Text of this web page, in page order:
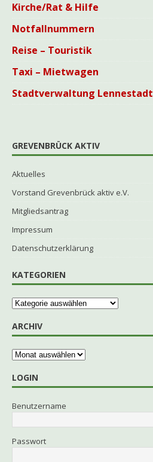
Kirche/Rat & Hilfe
Notfallnummern
Reise – Touristik
Taxi – Mietwagen
Stadtverwaltung Lennestadt
GREVENBRÜCK AKTIV
Aktuelles
Vorstand Grevenbrück aktiv e.V.
Mitgliedsantrag
Impressum
Datenschutzerklärung
KATEGORIEN
ARCHIV
LOGIN
Benutzername
Passwort